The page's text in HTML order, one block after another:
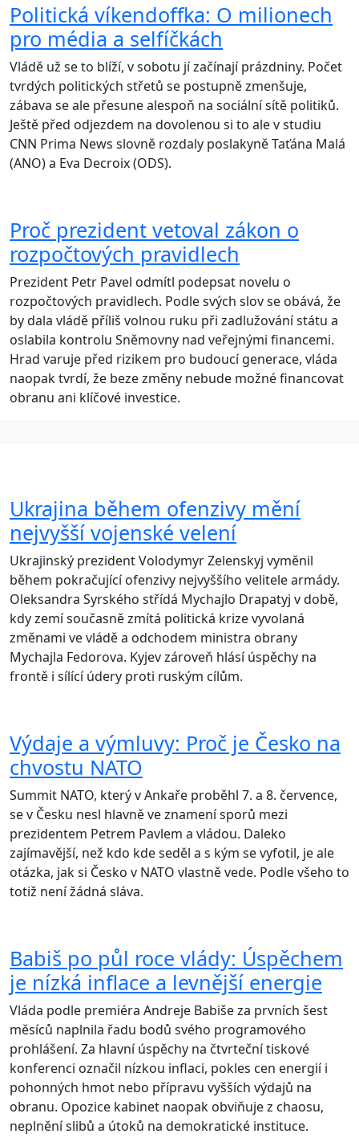
Politická víkendoffka: O milionech
pro média a selfíčkách
Vládě už se to blíží, v sobotu jí začínají prázdniny. Počet
tvrdých politických střetů se postupně zmenšuje,
zábava se ale přesune alespoň na sociální sítě politiků.
Ještě před odjezdem na dovolenou si to ale v studiu
CNN Prima News slovně rozdaly poslakyně Taťána Malá
(ANO) a Eva Decroix (ODS).
Proč prezident vetoval zákon o
rozpočtových pravidlech
Prezident Petr Pavel odmítl podepsat novelu o
rozpočtových pravidlech. Podle svých slov se obává, že
by dala vládě příliš volnou ruku při zadlužování státu a
oslabila kontrolu Sněmovny nad veřejnými financemi.
Hrad varuje před rizikem pro budoucí generace, vláda
naopak tvrdí, že beze změny nebude možné financovat
obranu ani klíčové investice.
Ukrajina během ofenzivy mění
nejvyšší vojenské velení
Ukrajinský prezident Volodymyr Zelenskyj vyměnil
během pokračující ofenzivy nejvyššího velitele armády.
Oleksandra Syrského střídá Mychajlo Drapatyj v době,
kdy zemí současně zmítá politická krize vyvolaná
změnami ve vládě a odchodem ministra obrany
Mychajla Fedorova. Kyjev zároveň hlásí úspěchy na
frontě i sílící údery proti ruským cílům.
Výdaje a výmluvy: Proč je Česko na
chvostu NATO
Summit NATO, který v Ankaře proběhl 7. a 8. července,
se v Česku nesl hlavně ve znamení sporů mezi
prezidentem Petrem Pavlem a vládou. Daleko
zajímavější, než kdo kde seděl a s kým se vyfotil, je ale
otázka, jak si Česko v NATO vlastně vede. Podle všeho to
totiž není žádná sláva.
Babiš po půl roce vlády: Úspěchem
je nízká inflace a levnější energie
Vláda podle premiéra Andreje Babiše za prvních šest
měsíců naplnila řadu bodů svého programového
prohlášení. Za hlavní úspěchy na čtvrteční tiskové
konferenci označil nízkou inflaci, pokles cen energií i
pohonných hmot nebo přípravu vyšších výdajů na
obranu. Opozice kabinet naopak obviňuje z chaosu,
neplnění slibů a útoků na demokratické instituce.